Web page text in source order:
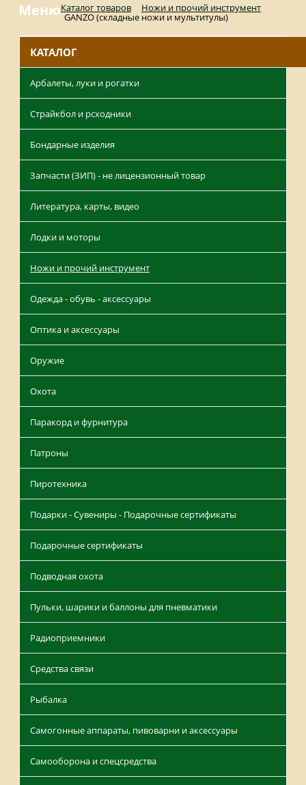
МенюКаталог товаров Ножи и прочий инструмент
GANZO (складные ножи и мультитулы)
КАТАЛОГ
Арбалеты, луки и рогатки
Страйкбол и рсходники
Бондарные изделия
Запчасти (ЗИП) - не лицензионный товар
Литература, карты, видео
Лодки и моторы
Ножи и прочий инструмент
Одежда - обувь - аксессуары
Оптика и аксессуары
Оружие
Охота
Паракорд и фурнитура
Патроны
Пиротехника
Подарки - Сувениры - Подарочные сертификаты
Подарочные сертификаты
Подводная охота
Пульки, шарики и баллоны для пневматики
Радиоприемники
Средства связи
Рыбалка
Самогонные аппараты, пивоварни и аксессуары
Самооборона и спецсредства